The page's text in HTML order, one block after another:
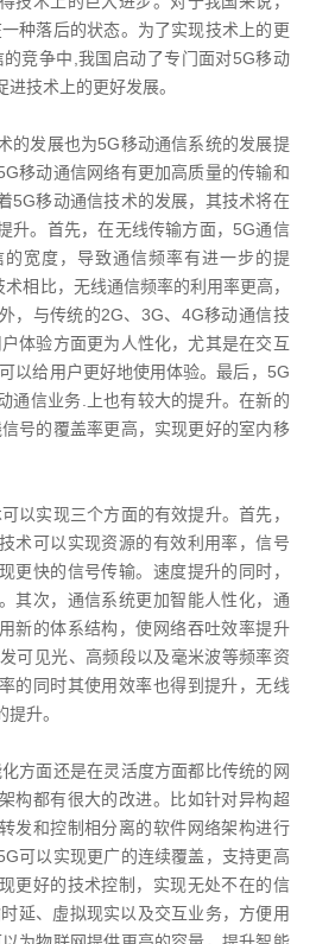
种落后的状态。为了实现技术上的更
竞争中,我国启动了专门面对5G移动
技术上的更好发展。
的发展也为5G移动通信系统的发展提
移动通信网络有更加高质量的传输和
5G移动通信技术的发展，其技术将在
升。首先，在无线传输方面，5G通信
宽度，导致通信频率有进一步的提
相比，无线通信频率的利用率更高，
，与传统的2G、3G、4G移动通信技
体验方面更为人性化，尤其是在交互
以给用户更好地使用体验。最后，5G
通信业务.上也有较大的提升。在新的
号的覆盖率更高，实现更好的室内移
以实现三个方面的有效提升。首先，
术可以实现资源的有效利用率，信号
更快的信号传输。速度提升的同时，
其次，通信系统更加智能人性化，通
新的体系结构，使网络吞吐效率提升
可见光、高频段以及毫米波等频率资
的同时其使用效率也得到提升，无线
升。
方面还是在灵活度方面都比传统的网
构都有很大的改进。比如针对异构超
发和控制相分离的软件网络架构进行
可以实现更广的连续覆盖，支持更高
更好的技术控制，实现无处不在的信
延、虛拟现实以及交互业务，方便用